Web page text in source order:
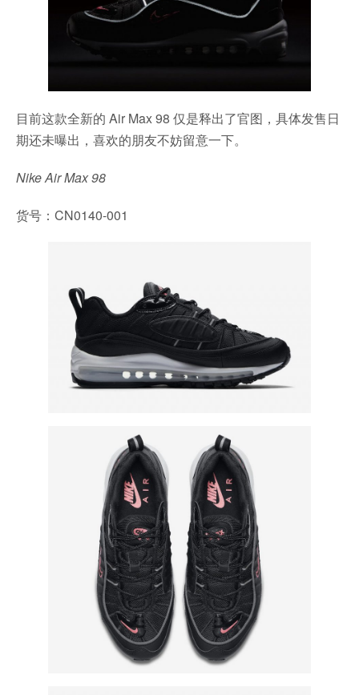
目前这款全新的 Air Max 98 仅是释出了官图，具体发售日
期还未曝出，喜欢的朋友不妨留意一下。
Nike Air Max 98
货号：CN0140-001